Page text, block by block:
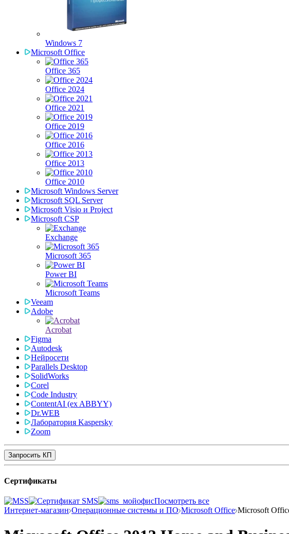
Windows 7
Microsoft Office
Office 365
Office 2024
Office 2021
Office 2019
Office 2016
Office 2013
Office 2010
Microsoft Windows Server
Microsoft SQL Server
Microsoft Visio и Project
Microsoft CSP
Exchange
Microsoft 365
Power BI
Microsoft Teams
Veeam
Adobe
Acrobat
Figma
Autodesk
Нейросети
Parallels Desktop
SolidWorks
Corel
Code Industry
ContentAI (ex ABBYY)
Dr.WEB
Лаборатория Kaspersky
Zoom
Запросить КП
Сертификаты
Посмотреть все
Интернет-магазин Операционные системы и ПО Microsoft Office Microsoft